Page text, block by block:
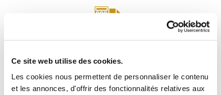
Ce site web utilise des cookies.
Les cookies nous permettent de personnaliser le contenu
et les annonces, d'offrir des fonctionnalités relatives aux
Nous vous fournissons un devis clair et détaillé, sans
surprises. Chaque poste est expliqué et nous vous